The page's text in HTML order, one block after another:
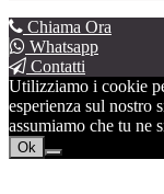
Chiama Ora
Whatsapp
Contatti
Utilizziamo i cookie
esperienza sul nostro
assumiamo che tu ne
Ok